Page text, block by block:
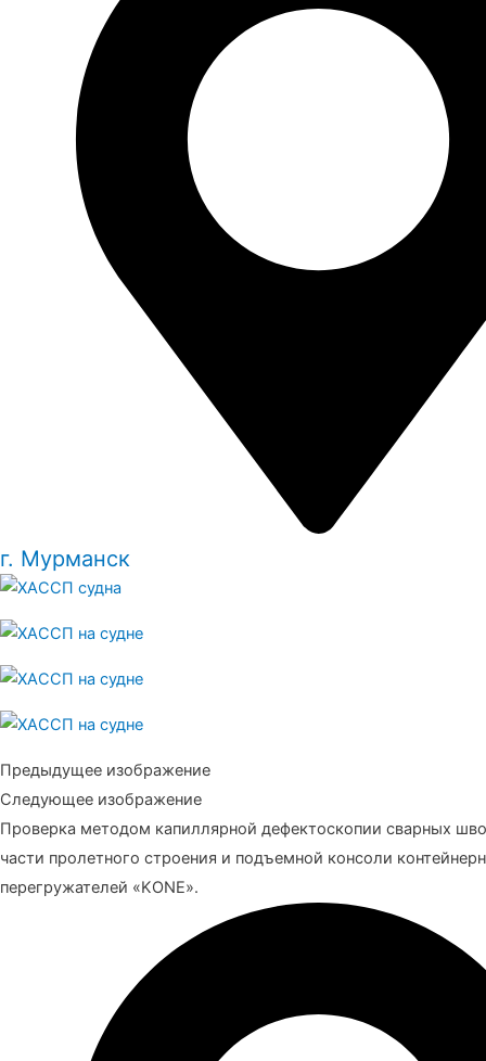
г. Мурманск
Предыдущее изображение
Следующее изображение
Проверка методом капиллярной дефектоскопии сварных
части пролетного строения и подъемной консоли
перегружателей «KONE».